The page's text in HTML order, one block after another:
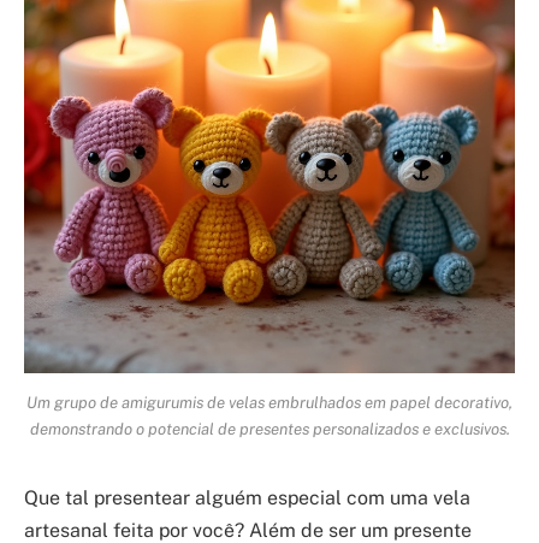
Um grupo de amigurumis de velas embrulhados em papel decorativo,
demonstrando o potencial de presentes personalizados e exclusivos.
Que tal presentear alguém especial com uma vela
artesanal feita por você? Além de ser um presente